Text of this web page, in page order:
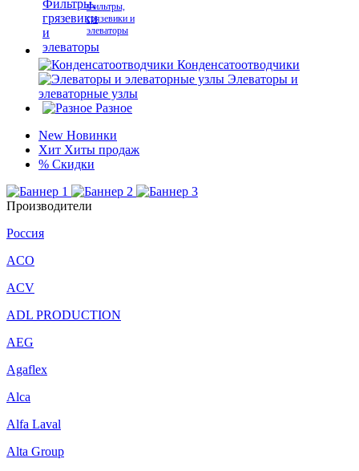
Фильтры,
грязевики и
элеваторы
Конденсатоотводчики
Элеваторы и
элеваторные узлы
Разное
New Новинки
Хит Хиты продаж
% Скидки
Производители
Россия
ACO
ACV
ADL PRODUCTION
AEG
Agaflex
Alca
Alfa Laval
Alta Group